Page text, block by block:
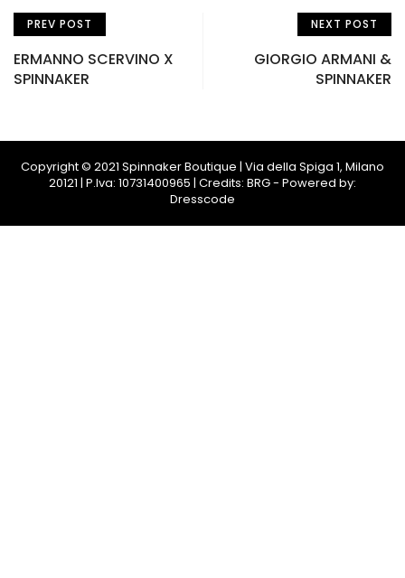
PREV POST
ERMANNO SCERVINO X
SPINNAKER
NEXT POST
GIORGIO ARMANI &
SPINNAKER
Copyright © 2021 Spinnaker Boutique | Via della Spiga 1, Milano
20121 | P.Iva: 10731400965 | Credits: BRG - Powered by:
Dresscode